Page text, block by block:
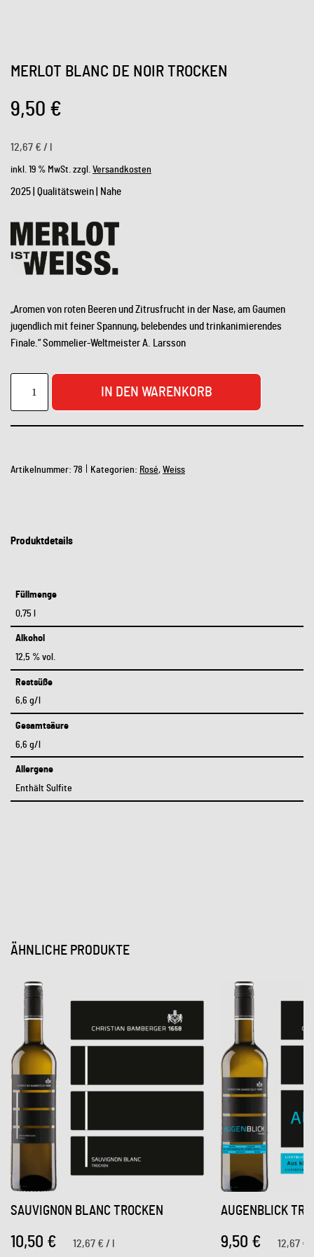
MERLOT BLANC DE NOIR TROCKEN
9,50 €
12,67 € /
inkl. 19 % MwSt. zzgl. Versandkosten
2025 | Qualitätswein | Nahe
„Aromen von roten Beeren und Zitrusfrucht in der Nase, am Gaumen
jugendlich mit feiner Spannung, belebendes und trinkanimierendes
Finale.“ Sommelier-Weltmeister A. Larsson
IN DEN WARENKORB
Artikelnummer: 78 Kategorien: Rosé, Weiss
Produktdetails
Füllmenge
0,75 l
Alkohol
12,5 % vol.
Restsüße
6,6 g/l
Gesamtsäure
6,6 g/l
Allergene
Enthält Sulfite
ÄHNLICHE PRODUKTE
SAUVIGNON BLANC TROCKEN
10,50 € 12,67 € /
AUGENBLICK
9,50 € 12,67 €